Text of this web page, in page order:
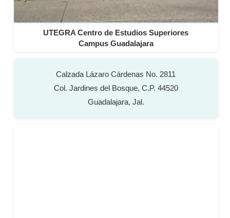
UTEGRA Centro de Estudios Superiores
Campus Guadalajara
Calzada Lázaro Cárdenas No. 2811
Col. Jardines del Bosque, C.P. 44520
Guadalajara, Jal.